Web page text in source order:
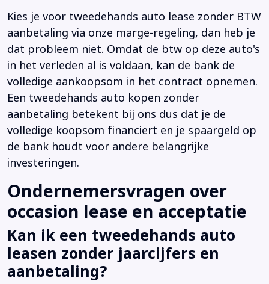
Kies je voor tweedehands auto lease zonder BTW
aanbetaling via onze marge-regeling, dan heb je
dat probleem niet. Omdat de btw op deze auto's
in het verleden al is voldaan, kan de bank de
volledige aankoopsom in het contract opnemen.
Een tweedehands auto kopen zonder
aanbetaling betekent bij ons dus dat je de
volledige koopsom financiert en je spaargeld op
de bank houdt voor andere belangrijke
investeringen.
Ondernemersvragen over
occasion lease en acceptatie
Kan ik een tweedehands auto
leasen zonder jaarcijfers en
aanbetaling?